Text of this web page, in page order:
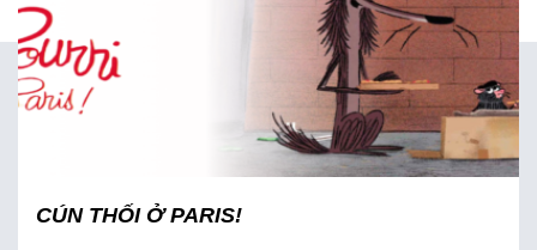
CÚN THỐI Ở PARIS!